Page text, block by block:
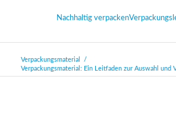
Nachhaltig verpacken
Verpackungsmaterial
/
Verpackungsmaterial: Ein Leitfaden zur Auswahl und